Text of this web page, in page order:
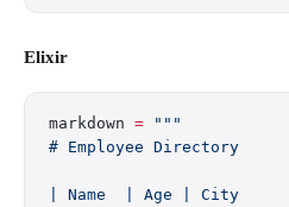
Elixir
markdown = """
# Employee Directory
| Name  | Age | City     |